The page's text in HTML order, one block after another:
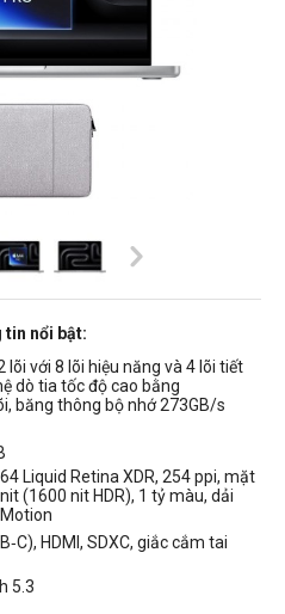
tin nổi bật:
lõi với 8 lõi hiệu năng và 4 lõi tiết
dò tia tốc độ cao bằng
băng thông bộ nhớ 273GB/s
Liquid Retina XDR, 254 ppi, mặt
(1600 nit HDR), 1 tỷ màu, dải
, HDMI, SDXC, giắc cắm tai
5.3